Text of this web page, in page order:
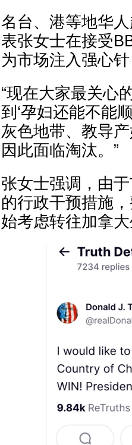
名台、港等地华
表张女士在接受
为市场注入强心
“现在大家最关心
到‘孕妇还能不能
灰色地带、教导
因此面临淘汰。”
张女士强调，由
的行政干预措施
始考虑转往加拿大